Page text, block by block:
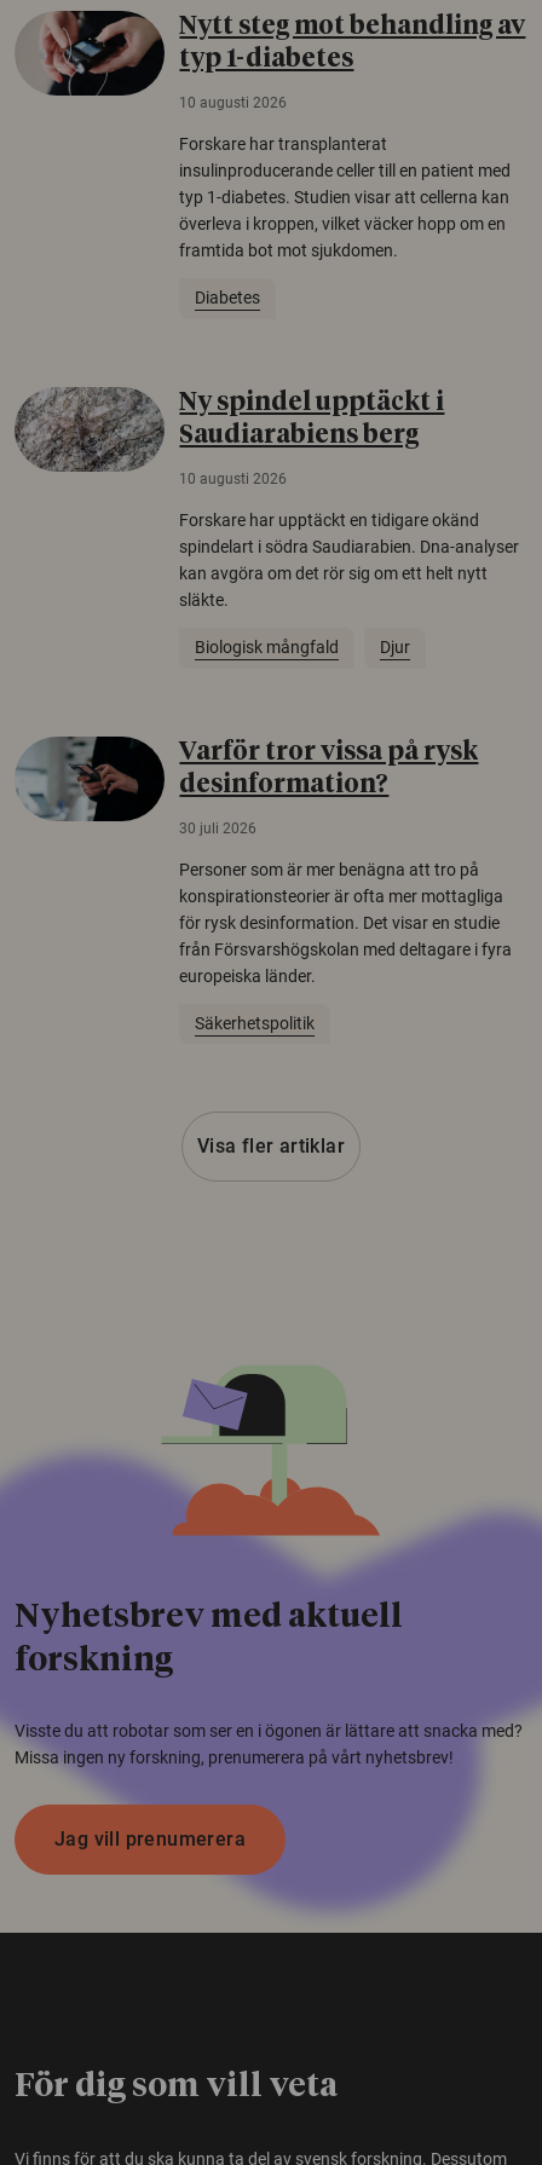
Nytt steg mot behandling av
typ 1-diabetes
10 augusti 2026
Forskare har transplanterat
insulinproducerande celler till en patient med
typ 1-diabetes. Studien visar att cellerna kan
överleva i kroppen, vilket väcker hopp om en
framtida bot mot sjukdomen.
Diabetes
Ny spindel upptäckt i
Saudiarabiens berg
10 augusti 2026
Forskare har upptäckt en tidigare okänd
spindelart i södra Saudiarabien. Dna-analyser
kan avgöra om det rör sig om ett helt nytt
släkte.
Biologisk mångfald Djur
Varför tror vissa på rysk
desinformation?
30 juli 2026
Personer som är mer benägna att tro på
konspirationsteorier är ofta mer mottagliga
för rysk desinformation. Det visar en studie
från Försvarshögskolan med deltagare i fyra
europeiska länder.
Säkerhetspolitik
Visa fler artiklar
Nyhetsbrev med aktuell
forskning
Visste du att robotar som ser en i ögonen är lättare att snacka med?
Missa ingen ny forskning, prenumerera på vårt nyhetsbrev!
Jag vill prenumerera
För dig som vill veta
Vi finns för att du ska kunna ta del av svensk forskning. Dessutom